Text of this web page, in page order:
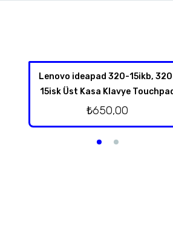
Lenovo ideapad 320-15ikb,
15isk Üst Kasa Klavye
₺650,00